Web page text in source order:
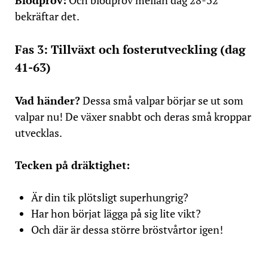
bekräftar det.
Fas 3: Tillväxt och fosterutveckling (dag
41-63)
Vad händer?Dessa små valpar börjar se ut som
valpar nu! De växer snabbt och deras små kroppar
utvecklas.
Tecken på dräktighet:
Är din tik plötsligt superhungrig?
Har hon börjat lägga på sig lite vikt?
Och där är dessa större bröstvårtor igen!